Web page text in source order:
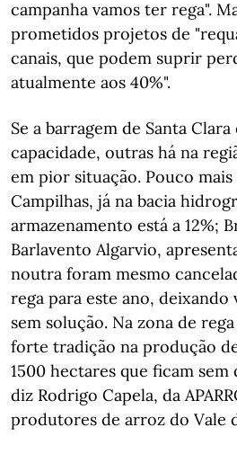
campanha vamos ter rega".
prometidos projetos de
canais, que podem suprir
atualmente aos 40%".
Se a barragem de Santa Clara
capacidade, outras há na
em pior situação. Pouco mais
Campilhas, já na bacia
armazenamento está a 12%;
Barlavento Algarvio,
noutra foram mesmo
rega para este ano,
sem solução. Na zona de
forte tradição na produção
1500 hectares que ficam
diz Rodrigo Capela, da
produtores de arroz do Vale